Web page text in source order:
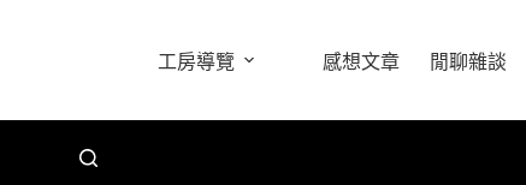
工房導覽 感想文章 閒聊雜談